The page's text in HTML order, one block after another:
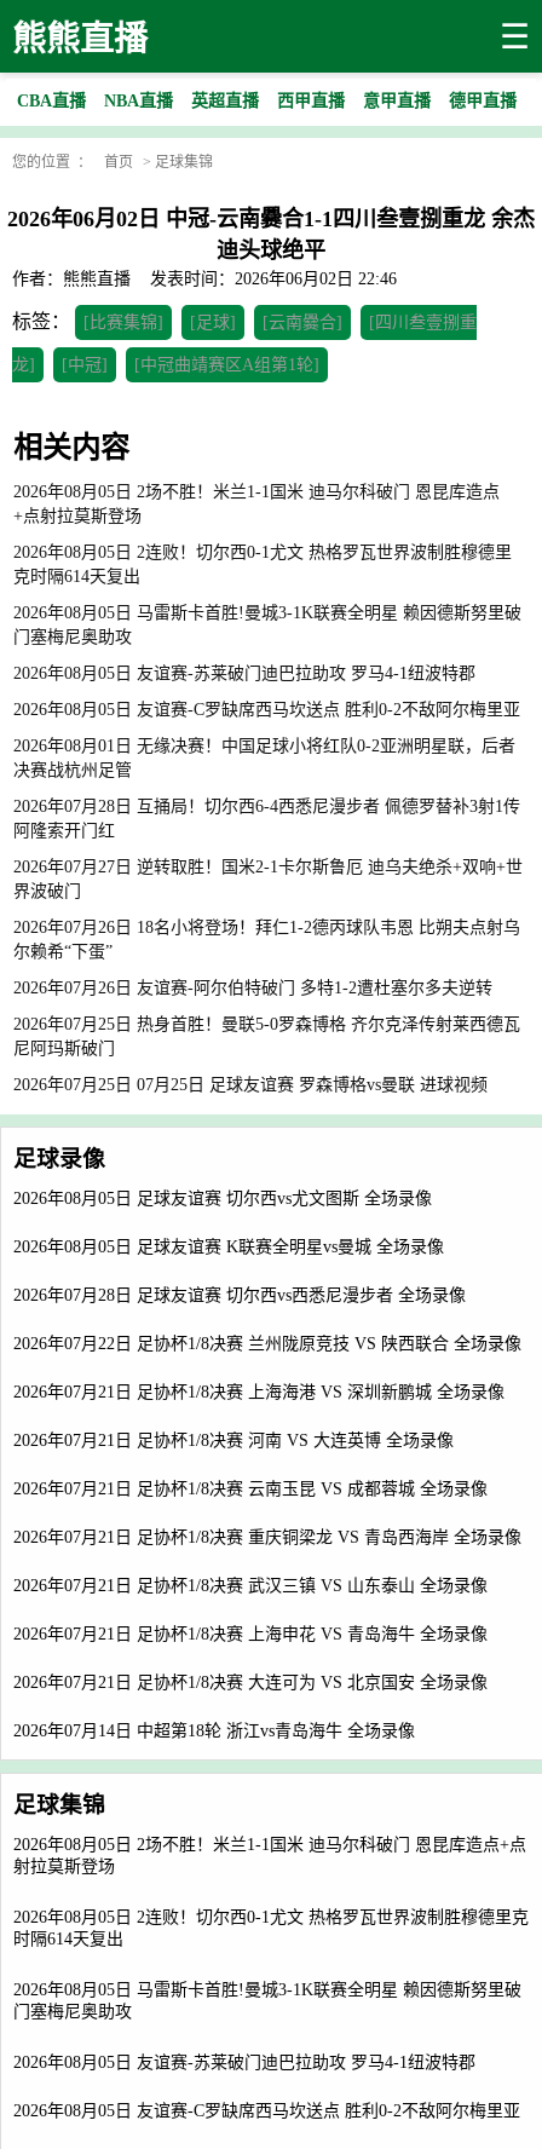
熊熊直播 ☰
CBA直播 NBA直播 英超直播 西甲直播 意甲直播 德甲直播
您的位置 ： 首页 > 足球集锦
2026年06月02日 中冠-云南爨合1-1四川叁壹捌重龙 余杰
迪头球绝平
作者：熊熊直播 发表时间：2026年06月02日 22:46
标签： [比赛集锦] [足球] [云南爨合] [四川叁壹捌重
龙] [中冠] [中冠曲靖赛区A组第1轮]
相关内容
2026年08月05日 2场不胜！米兰1-1国米 迪马尔科破门 恩昆库造点
+点射拉莫斯登场
2026年08月05日 2连败！切尔西0-1尤文 热格罗瓦世界波制胜穆德里
克时隔614天复出
2026年08月05日 马雷斯卡首胜!曼城3-1K联赛全明星 赖因德斯努里破
门塞梅尼奥助攻
2026年08月05日 友谊赛-苏莱破门迪巴拉助攻 罗马4-1纽波特郡
2026年08月05日 友谊赛-C罗缺席西马坎送点 胜利0-2不敌阿尔梅里亚
2026年08月01日 无缘决赛！中国足球小将红队0-2亚洲明星联，后者
决赛战杭州足管
2026年07月28日 互捅局！切尔西6-4西悉尼漫步者 佩德罗替补3射1传
阿隆索开门红
2026年07月27日 逆转取胜！国米2-1卡尔斯鲁厄 迪乌夫绝杀+双响+世
界波破门
2026年07月26日 18名小将登场！拜仁1-2德丙球队韦恩 比朔夫点射乌
尔赖希“下蛋”
2026年07月26日 友谊赛-阿尔伯特破门 多特1-2遭杜塞尔多夫逆转
2026年07月25日 热身首胜！曼联5-0罗森博格 齐尔克泽传射莱西德瓦
尼阿玛斯破门
2026年07月25日 07月25日 足球友谊赛 罗森博格vs曼联 进球视频
足球录像
2026年08月05日 足球友谊赛 切尔西vs尤文图斯 全场录像
2026年08月05日 足球友谊赛 K联赛全明星vs曼城 全场录像
2026年07月28日 足球友谊赛 切尔西vs西悉尼漫步者 全场录像
2026年07月22日 足协杯1/8决赛 兰州陇原竞技 VS 陕西联合 全场录像
2026年07月21日 足协杯1/8决赛 上海海港 VS 深圳新鹏城 全场录像
2026年07月21日 足协杯1/8决赛 河南 VS 大连英博 全场录像
2026年07月21日 足协杯1/8决赛 云南玉昆 VS 成都蓉城 全场录像
2026年07月21日 足协杯1/8决赛 重庆铜梁龙 VS 青岛西海岸 全场录像
2026年07月21日 足协杯1/8决赛 武汉三镇 VS 山东泰山 全场录像
2026年07月21日 足协杯1/8决赛 上海申花 VS 青岛海牛 全场录像
2026年07月21日 足协杯1/8决赛 大连可为 VS 北京国安 全场录像
2026年07月14日 中超第18轮 浙江vs青岛海牛 全场录像
足球集锦
2026年08月05日 2场不胜！米兰1-1国米 迪马尔科破门 恩昆库造点+点
射拉莫斯登场
2026年08月05日 2连败！切尔西0-1尤文 热格罗瓦世界波制胜穆德里克
时隔614天复出
2026年08月05日 马雷斯卡首胜!曼城3-1K联赛全明星 赖因德斯努里破
门塞梅尼奥助攻
2026年08月05日 友谊赛-苏莱破门迪巴拉助攻 罗马4-1纽波特郡
2026年08月05日 友谊赛-C罗缺席西马坎送点 胜利0-2不敌阿尔梅里亚